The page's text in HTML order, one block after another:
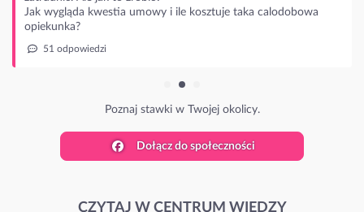
Jak wygląda kwestia umowy i ile kosztuje taka calodobowa
opiekunka?
51 odpowiedzi
Poznaj stawki w Twojej okolicy.
Dołącz do społeczności
CZYTAJ W CENTRUM WIEDZY